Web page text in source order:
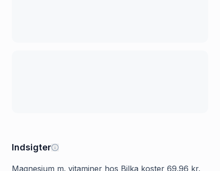
Indsigter
Magnesium m. vitaminer hos Bilka koster 69.96 kr.